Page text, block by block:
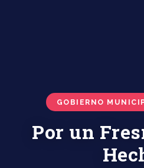
GOBIERNO
Por un